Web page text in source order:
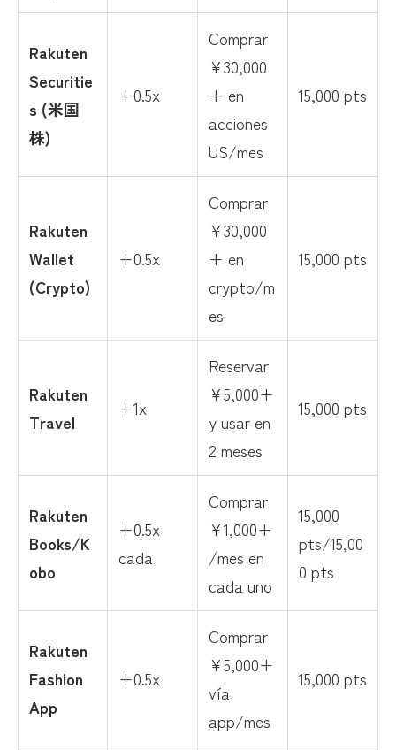
Rakuten
Securitie
s (米国
株)
+0.5x
Comprar
¥30,000
+ en
acciones
US/mes
15,000 pts
Rakuten
Wallet
(Crypto)
+0.5x
Comprar
¥30,000
+ en
crypto/m
es
15,000 pts
Rakuten
Travel
+1x
Reservar
¥5,000+
y usar en
2 meses
15,000 pts
Rakuten
Books/K
obo
+0.5x
cada
Comprar
¥1,000+
/mes en
cada uno
15,000
pts/15,00
0 pts
Rakuten
Fashion
App
+0.5x
Comprar
¥5,000+
vía
app/mes
15,000 pts